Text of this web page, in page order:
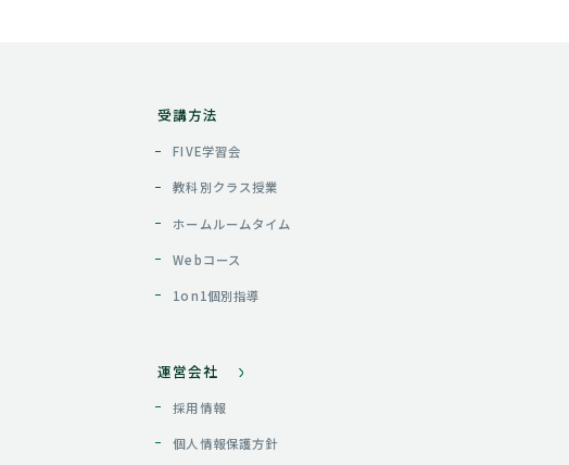
受講方法
FIVE学習会
教科別クラス授業
ホームルームタイム
Webコース
1on1個別指導
運営会社
採用情報
個人情報保護方針